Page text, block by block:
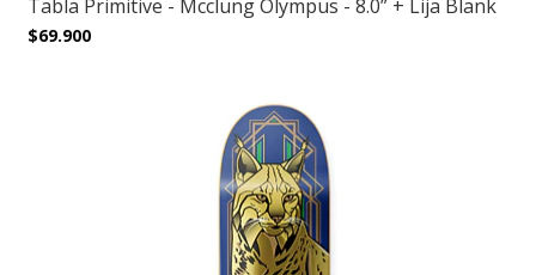
Tabla Primitive - Mcclung Olympus - 8.0” + Lija Blank
$69.900